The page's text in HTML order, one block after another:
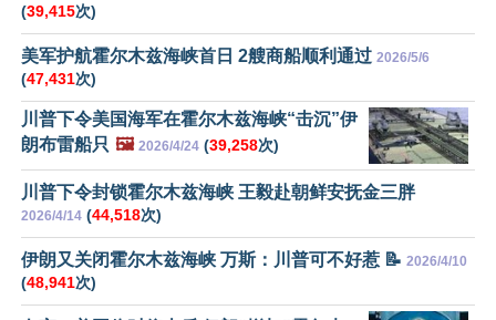
(39,415次)
美军护航霍尔木兹海峡首日 2艘商船顺利通过 2026/5/6
(47,431次)
川普下令美国海军在霍尔木兹海峡“击沉”伊
朗布雷船只 🖼️ 2026/4/24 (39,258次)
川普下令封锁霍尔木兹海峡 王毅赴朝鲜安抚金三胖
2026/4/14 (44,518次)
伊朗又关闭霍尔木兹海峡 万斯：川普可不好惹 📝 2026/4/10
(48,941次)